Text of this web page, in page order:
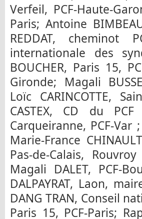
Verfeil, PCF-Haute-
Paris; Antoine
REDDAT, cheminot
internationale des
BOUCHER, Paris 15,
Gironde; Magali
Loïc CARINCOTTE,
CASTEX, CD du
Carqueiranne, PCF-Var
Marie-France
Pas-de-Calais,
Magali DALET, PCF-
DALPAYRAT, Laon,
DANG TRAN, Conseil
Paris 15, PCF-Paris;